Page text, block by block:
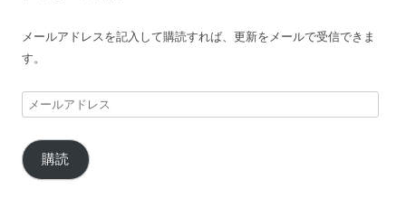
メールアドレスを記入して購読すれば、更新をメールで受信できま
す。
メ
ル
ア
購読